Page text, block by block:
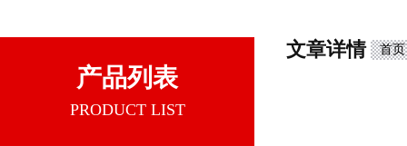
产品列表
PRODUCT LIST
文章详情 首页